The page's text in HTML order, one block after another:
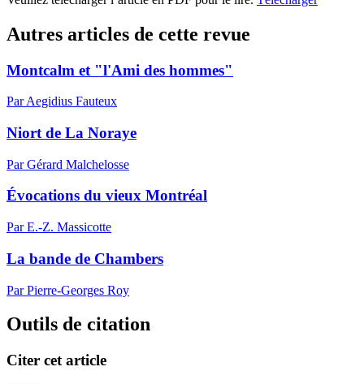
Autres articles de cette revue
Montcalm et "l'Ami des hommes"
Par Aegidius Fauteux
Niort de La Noraye
Par Gérard Malchelosse
Évocations du vieux Montréal
Par E.-Z. Massicotte
La bande de Chambers
Par Pierre-Georges Roy
Outils de citation
Citer cet article